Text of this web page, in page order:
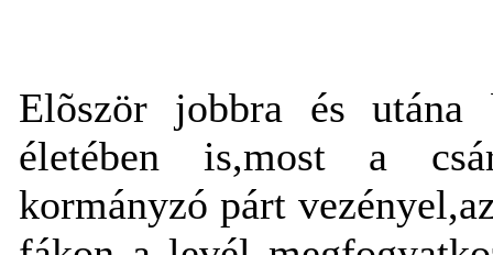
Elõször jobbra és
életében is,most a
kormányzó párt